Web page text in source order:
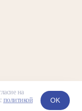
на
политикой
OK